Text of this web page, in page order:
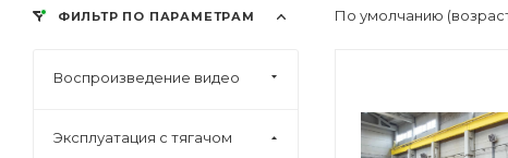
По умолчанию
ФИЛЬТР ПО ПАРАМЕТРАМ
Воспроизведение видео
Эксплуатация с тягачом